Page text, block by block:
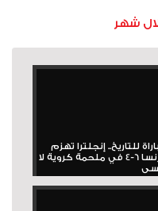
شهر
للتاريخ.. إنجلترا تهزم
فرنسا 6-4 في ملحمة كروية لا